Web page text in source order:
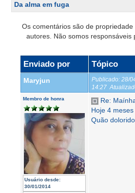
Da alma em fuga
Os comentários são de
autores. Não somos responsáveis
Enviado por Tópico
Maryjun Publicado: 28/
14:27
Membro de honra
Usuário desde:
30/01/2014
Re:
Hoje 4
Quão